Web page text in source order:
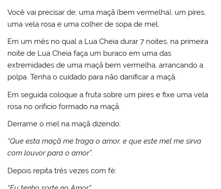
Você vai precisar de; uma maçã (bem vermelha), um pires,
uma vela rosa e uma colher de sopa de mel.
Em um mês no qual a Lua Cheia durar 7 noites, na primeira
noite de Lua Cheia faça um buraco em uma das
extremidades de uma maçã bem vermelha, arrancando a
polpa. Tenha o cuidado para não danificar a maçã.
Em seguida coloque a fruta sobre um pires e fixe uma vela
rosa no orifício formado na maçã.
Derrame o mel na maçã dizendo:
“Que esta maçã me traga o amor, e que este mel me sirva
com louvor para o amor”.
Depois repita três vezes com fé: